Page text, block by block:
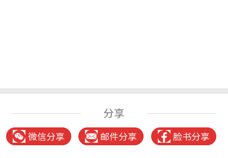
分享
微信分享 邮件分享 脸书分享